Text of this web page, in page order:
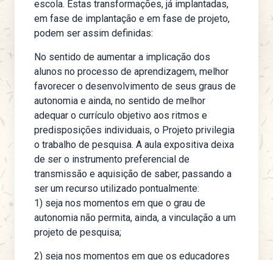
escola. Estas transformações, já implantadas,
em fase de implantação e em fase de projeto,
podem ser assim definidas:
No sentido de aumentar a implicação dos
alunos no processo de aprendizagem, melhor
favorecer o desenvolvimento de seus graus de
autonomia e ainda, no sentido de melhor
adequar o currículo objetivo aos ritmos e
predisposições individuais, o Projeto privilegia
o trabalho de pesquisa. A aula expositiva deixa
de ser o instrumento preferencial de
transmissão e aquisição de saber, passando a
ser um recurso utilizado pontualmente:
1) seja nos momentos em que o grau de
autonomia não permita, ainda, a vinculação a um
projeto de pesquisa;
2) seja nos momentos em que os educadores